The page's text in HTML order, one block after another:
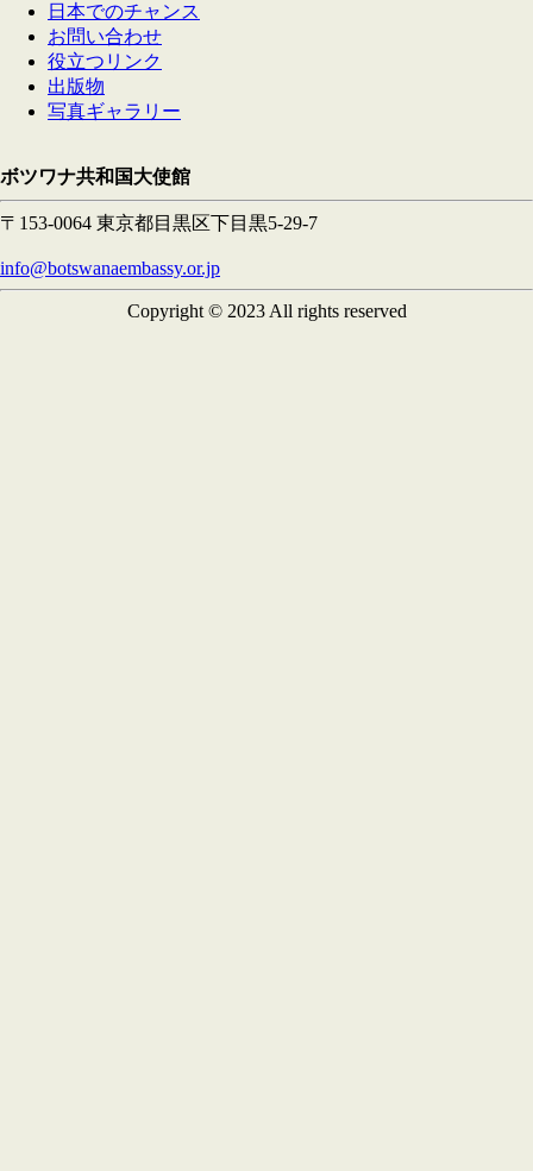
日本でのチャンス
お問い合わせ
役立つリンク
出版物
写真ギャラリー
ボツワナ共和国大使館
〒153-0064 東京都目黒区下目黒5-29-7
info@botswanaembassy.or.jp
Copyright © 2023 All rights reserved